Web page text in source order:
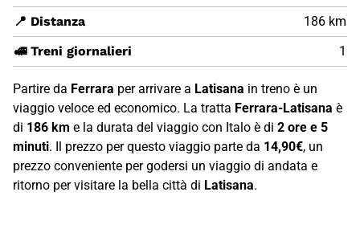
📍 Distanza
186 km
🚅 Treni giornalieri
1
Partire da Ferrara per arrivare a Latisana in treno è un
viaggio veloce ed economico. La tratta Ferrara-Latisana è
di 186 km e la durata del viaggio con Italo è di 2 ore e 5
minuti. Il prezzo per questo viaggio parte da 14,90€, un
prezzo conveniente per godersi un viaggio di andata e
ritorno per visitare la bella città di Latisana.